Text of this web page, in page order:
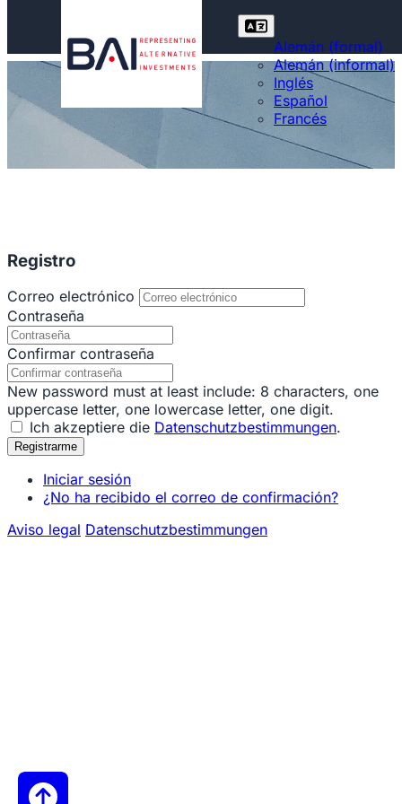
Alemán (formal)
Alemán (informal)
Inglés
Español
Francés
Registro
Correo electrónico
Contraseña
Confirmar contraseña
New password must at least include: 8 characters, one
uppercase letter, one lowercase letter, one digit.
Ich akzeptiere die Datenschutzbestimmungen.
Iniciar sesión
¿No ha recibido el correo de confirmación?
Aviso legal Datenschutzbestimmungen